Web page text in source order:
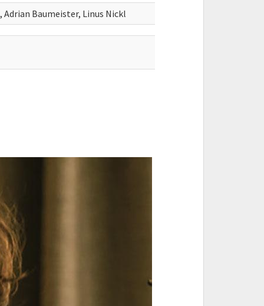
Baumeister, Linus Nickl